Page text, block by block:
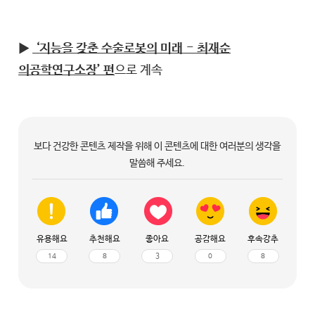
▶ ‘지능을 갖춘 수술로봇의 미래 - 최재순
의공학연구소장’ 편으로 계속
보다 건강한 콘텐츠 제작을 위해 이 콘텐츠에 대한 여러분의 생각을
말씀해 주세요.
유용해요
14
추천해요
8
좋아요
3
공감해요
0
후속강추
8